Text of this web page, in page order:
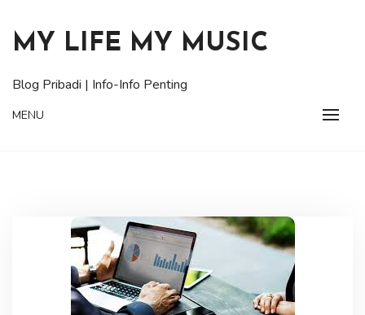
content
MY LIFE MY MUSIC
Blog Pribadi | Info-Info Penting
MENU